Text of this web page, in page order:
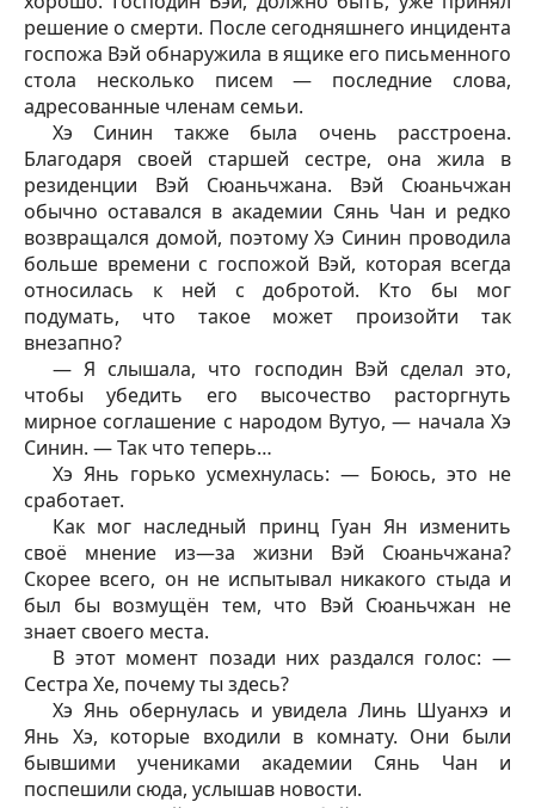
решение о смерти. После сегодняшнего инцидента
госпожа Вэй обнаружила в ящике его письменного
стола несколько писем — последние слова,
адресованные членам семьи.
Хэ Синин также была очень расстроена.
Благодаря своей старшей сестре, она жила в
резиденции Вэй Сюаньчжана. Вэй Сюаньчжан
обычно оставался в академии Сянь Чан и редко
возвращался домой, поэтому Хэ Синин проводила
больше времени с госпожой Вэй, которая всегда
относилась к ней с добротой. Кто бы мог
подумать, что такое может произойти так
внезапно?
— Я слышала, что господин Вэй сделал это,
чтобы убедить его высочество расторгнуть
мирное соглашение с народом Вутуо, — начала Хэ
Синин. — Так что теперь…
Хэ Янь горько усмехнулась: — Боюсь, это не
сработает.
Как мог наследный принц Гуан Ян изменить
своё мнение из—за жизни Вэй Сюаньчжана?
Скорее всего, он не испытывал никакого стыда и
был бы возмущён тем, что Вэй Сюаньчжан не
знает своего места.
В этот момент позади них раздался голос: —
Сестра Хе, почему ты здесь?
Хэ Янь обернулась и увидела Линь Шуанхэ и
Янь Хэ, которые входили в комнату. Они были
бывшими учениками академии Сянь Чан и
поспешили сюда, услышав новости.